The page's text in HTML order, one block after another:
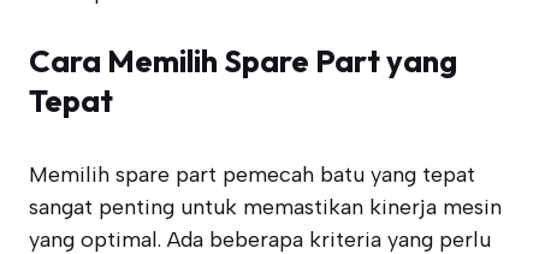
Cara Memilih Spare Part yang
Tepat
Memilih spare part pemecah batu yang tepat
sangat penting untuk memastikan kinerja mesin
yang optimal. Ada beberapa kriteria yang perlu